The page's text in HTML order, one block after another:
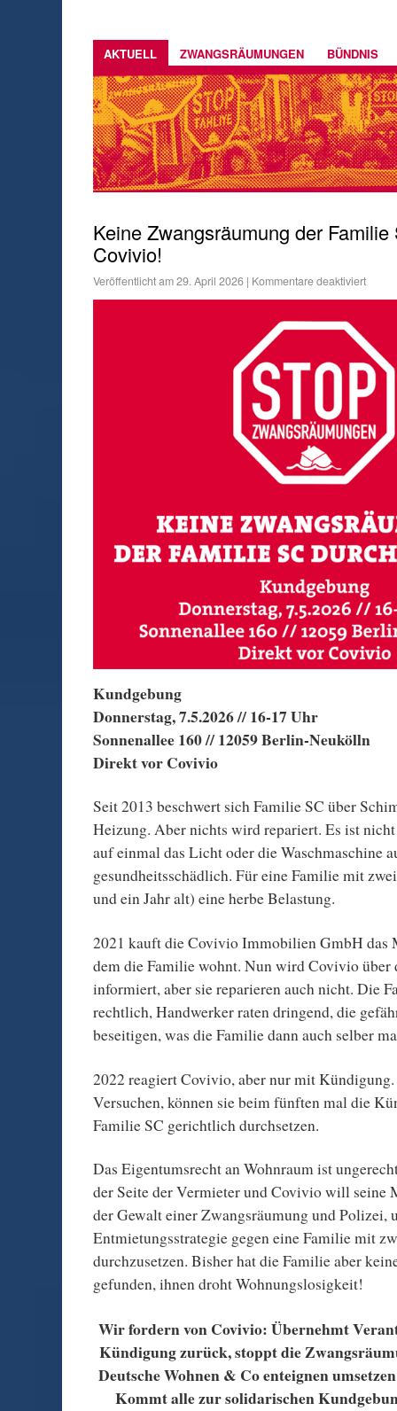
AKTUELL ZWANGSRÄUMUNGEN BÜNDNIS
Keine Zwangsräumung der Familie
Covivio!
Veröffentlicht am29. April 2026 | Kommentare deaktiviert
Kundgebung
Donnerstag, 7.5.2026 // 16-17 Uhr
Sonnenallee 160 // 12059 Berlin-Neukölln
Direkt vor Covivio
Seit 2013 beschwert sich Familie SC über
Heizung. Aber nichts wird repariert. Es ist
auf einmal das Licht oder die Waschmaschine
gesundheitsschädlich. Für eine Familie mit
und ein Jahr alt) eine herbe Belastung.
2021 kauft die Covivio Immobilien GmbH das
dem die Familie wohnt. Nun wird Covivio über
informiert, aber sie reparieren auch nicht. Die
rechtlich, Handwerker raten dringend, die
beseitigen, was die Familie dann auch selber
2022 reagiert Covivio, aber nur mit
Versuchen, können sie beim fünften mal die
Familie SC gerichtlich durchsetzen.
Das Eigentumsrecht an Wohnraum ist
der Seite der Vermieter und Covivio will seine
der Gewalt einer Zwangsräumung und Polizei,
Entmietungsstrategie gegen eine Familie mit
durchzusetzen. Bisher hat die Familie aber
gefunden, ihnen droht Wohnungslosigkeit!
Wir fordern von Covivio: Übernehmt
Kündigung zurück, stoppt die
Deutsche Wohnen & Co enteignen
Kommt alle zur solidarischen